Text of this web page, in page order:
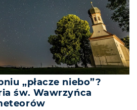
„płacze niebo”?
św. Wawrzyńca